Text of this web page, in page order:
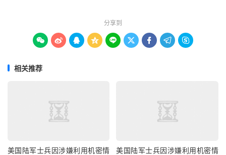
分享到
        
相关推荐
美国陆军士兵因涉嫌利用机密情
美国陆军士兵因涉嫌利用机密情